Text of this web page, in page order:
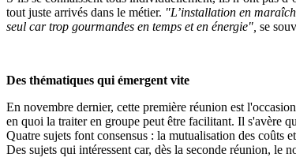
tout juste arrivés dans le métier. "L’installation en
seul car trop gourmandes en temps et en énergie", se
Des thématiques qui émergent vite
En novembre dernier, cette première réunion est
en quoi la traiter en groupe peut être facilitant. Il s'avère
Quatre sujets font consensus : la mutualisation des coûts
Des sujets qui intéressent car, dès la seconde réunion, le